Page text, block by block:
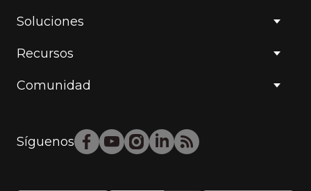
Soluciones
Recursos
Comunidad
Síguenos